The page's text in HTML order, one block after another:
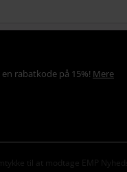
rabatkode på 15%! Mere
til at modtage EMP